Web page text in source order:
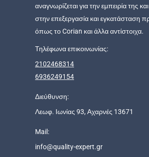
αναγνωρίζεται για την εμπειρία της
στην επεξεργασία και εγκατάσταση
όπως το Corian και άλλα αντίστοιχα.
Τηλέφωνα επικοινωνίας:
2102468314
6936249154
Διεύθυνση:
Λεωφ. Ιωνίας 93, Αχαρνές 13671
Mail:
info@quality-expert.gr